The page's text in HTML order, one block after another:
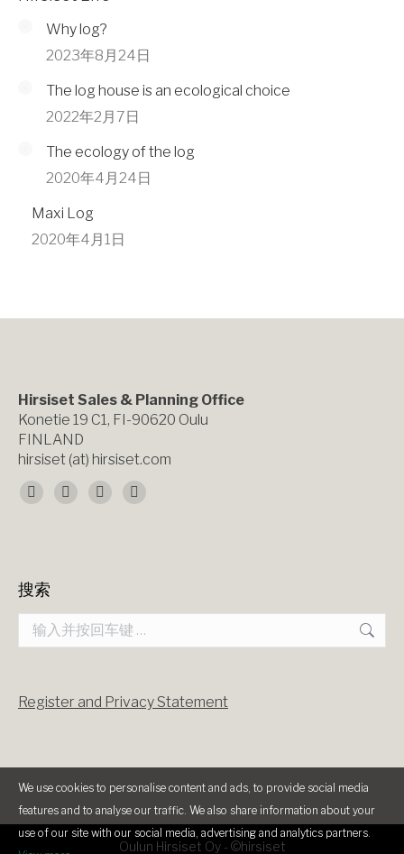
Why log?
2023年8月24日
The log house is an ecological choice
2022年2月7日
The ecology of the log
2020年4月24日
Maxi Log
2020年4月1日
Hirsiset Sales & Planning Office
Konetie 19 C1, FI-90620 Oulu
FINLAND
hirsiset (at) hirsiset.com
找到我们：
Facebook
new
X
new
YouTube
new
Instagram
new
搜索
Search:
Register and Privacy Statement
Oulun Hirsiset Oy - ©hirsiset
We use cookies to personalise content and ads, to provide social media
features and to analyse our traffic. We also share information about your
use of our site with our social media, advertising and analytics partners.